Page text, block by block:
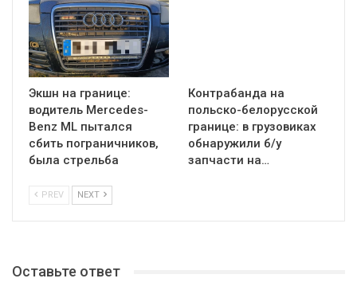
Экшн на границе:
водитель Mercedes-
Benz ML пытался
сбить пограничников,
была стрельба
Контрабанда на
польско-белорусской
границе: в грузовиках
обнаружили б/у
запчасти на…
PREV NEXT
Оставьте ответ